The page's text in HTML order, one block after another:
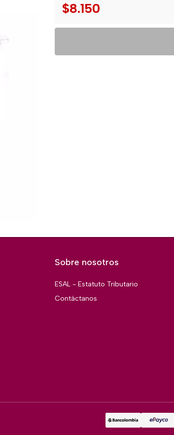
$8.150
Sobre nosotros
ESAL - Estatuto Tributario
Contáctanos